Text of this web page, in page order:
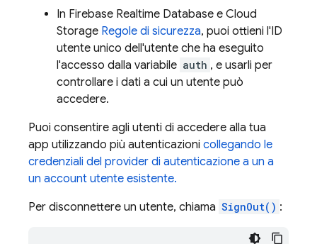
In Firebase Realtime Database e Cloud
Storage Regole di sicurezza, puoi ottieni l'ID
utente unico dell'utente che ha eseguito
l'accesso dalla variabile auth , e usarli per
controllare i dati a cui un utente può
accedere.
Puoi consentire agli utenti di accedere alla tua
app utilizzando più autenticazioni collegando le
credenziali del provider di autenticazione a un a
un account utente esistente.
Per disconnettere un utente, chiama SignOut() :